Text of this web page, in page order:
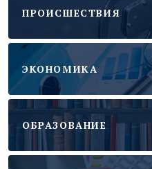
ПРОИСШЕСТВИЯ
ЭКОНОМИКА
ОБРАЗОВАНИЕ